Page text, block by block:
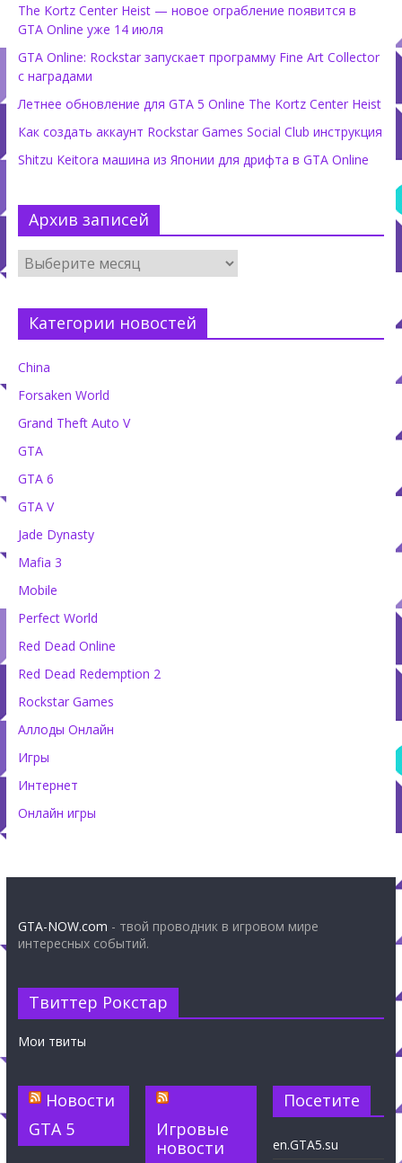
The Kortz Center Heist — новое ограбление появится в
GTA Online уже 14 июля
GTA Online: Rockstar запускает программу Fine Art Collector
с наградами
Летнее обновление для GTA 5 Online The Kortz Center Heist
Как создать аккаунт Rockstar Games Social Club инструкция
Shitzu Keitora машина из Японии для дрифта в GTA Online
Архив записей
Категории новостей
China
Forsaken World
Grand Theft Auto V
GTA
GTA 6
GTA V
Jade Dynasty
Mafia 3
Mobile
Perfect World
Red Dead Online
Red Dead Redemption 2
Rockstar Games
Аллоды Онлайн
Игры
Интернет
Онлайн игры
GTA-NOW.com - твой проводник в игровом мире
интересных событий.
Твиттер Рокстар
Мои твиты
Новости
GTA 5
Игровые
новости
Посетите
en.GTA5.su